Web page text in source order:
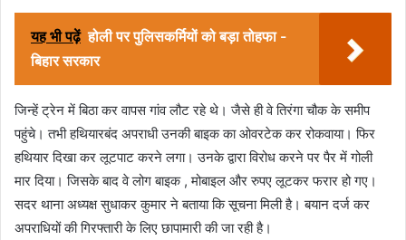
यह भी पढ़ें होली पर पुलिसकर्मियों को बड़ा तोहफा -
बिहार सरकार
जिन्हें ट्रेन में बिठा कर वापस गांव लौट रहे थे। जैसे ही वे तिरंगा चौक के समीप
पहुंचे। तभी हथियारबंद अपराधी उनकी बाइक का ओवरटेक कर रोकवाया। फिर
हथियार दिखा कर लूटपाट करने लगा। उनके द्वारा विरोध करने पर पैर में गोली
मार दिया। जिसके बाद वे लोग बाइक , मोबाइल और रुपए लूटकर फरार हो गए।
सदर थाना अध्यक्ष सुधाकर कुमार ने बताया कि सूचना मिली है। बयान दर्ज कर
अपराधियों की गिरफ्तारी के लिए छापामारी की जा रही है।